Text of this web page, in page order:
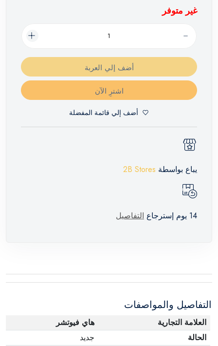
غير متوفر
أضف إلي العربة
اشترِ الآن
أضف إلي قائمة المفضلة
يباع بواسطة 2B Stores
14 يوم إسترجاع التفاصيل
التفاصيل والمواصفات
العلامة التجارية
هاي فيوتشر
الحالة
جديد